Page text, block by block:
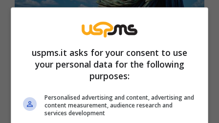
del 44 a.C., è uno degli eventi più noti e
drammatici della storia romana, ma pochi
questo atto tragico è proprio l’Area Sacra di
uspms.it asks for your consent to use
your personal data for the following
purposes:
Personalised advertising and content, advertising and
content measurement, audience research and
services development